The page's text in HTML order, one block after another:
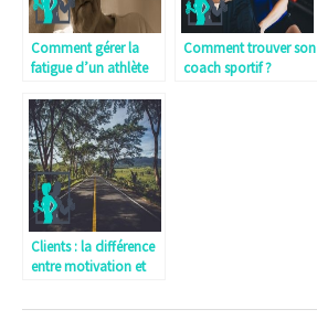
Comment gérer la
fatigue d’un athlète
physique?
Comment trouver son
coach sportif ?
Clients : la différence
entre motivation et
point de vue d’un